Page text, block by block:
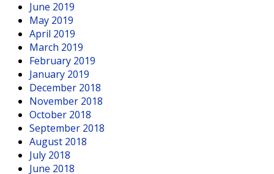
June 2019
May 2019
April 2019
March 2019
February 2019
January 2019
December 2018
November 2018
October 2018
September 2018
August 2018
July 2018
June 2018